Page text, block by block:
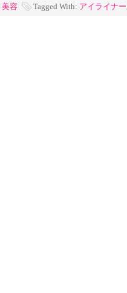
美容 Tagged With: アイライナー